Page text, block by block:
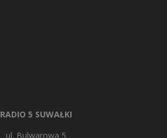
RADIO 5 SUWAŁKI
ul. Bulwarowa 5